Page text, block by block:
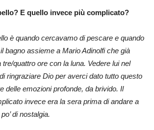
E quello invece più complicato?
è quando cercavamo di pescare e quando
bagno assieme a Mario Adinolfi che già
quattro ore con la luna. Vedere lui nel
ringraziare Dio per averci dato tutto questo
delle emozioni profonde, da brivido. Il
invece era la sera prima di andare a
di nostalgia.